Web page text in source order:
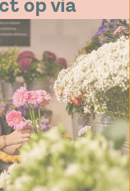
op via